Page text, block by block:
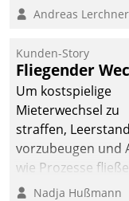
Andreas Lerchner
Kunden-Story
Fliegender
Um kostspielige
Mieterwechsel zu
straffen, Leerstand
vorzubeugen und
wie Prozesse
vernetzen, nutzt die
Nadja Hußmann